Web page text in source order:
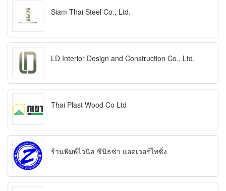
Siam Thai Steel Co., Ltd.
LD Interior Design and Construction Co., Ltd.
Thai Plast Wood Co Ltd
ร้านพิมพ์ไวนิล ซีนิธซ่า แอดเวอร์ไทซิ่ง